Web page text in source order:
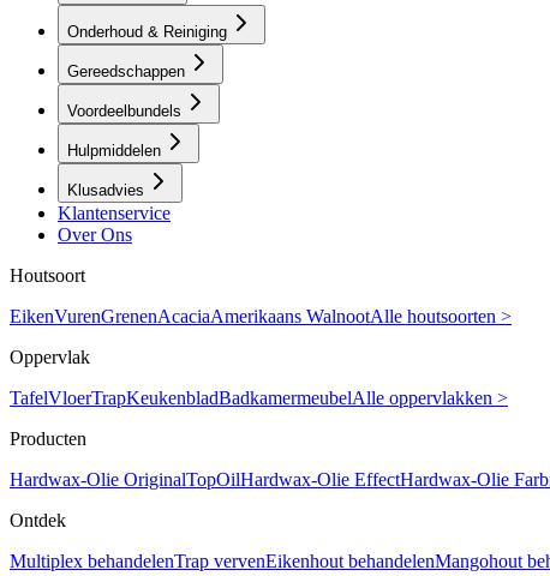
Onderhoud & Reiniging
Gereedschappen
Voordeelbundels
Hulpmiddelen
Klusadvies
Klantenservice
Over Ons
Houtsoort
EikenVurenGrenenAcaciaAmerikaans WalnootAlle houtsoorten >
Oppervlak
TafelVloerTrapKeukenbladBadkamermeubelAlle oppervlakken >
Producten
Hardwax-Olie OriginalTopOilHardwax-Olie EffectHardwax-Olie
Ontdek
Multiplex behandelenTrap vervenEikenhout behandelenMangohout